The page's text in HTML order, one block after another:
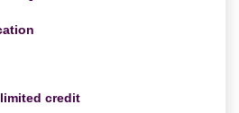
credit